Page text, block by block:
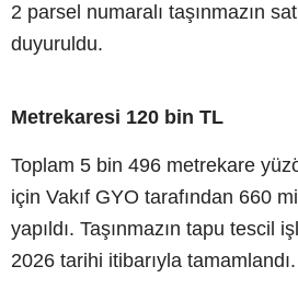
2 parsel numaralı taşınmazın
duyuruldu.
Metrekaresi 120 bin TL
Toplam 5 bin 496 metrekare
için Vakıf GYO tarafından 660
yapıldı. Taşınmazın tapu tescil
2026 tarihi itibarıyla tamamlandı.